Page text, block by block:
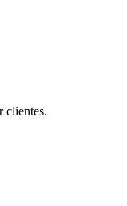
clientes.